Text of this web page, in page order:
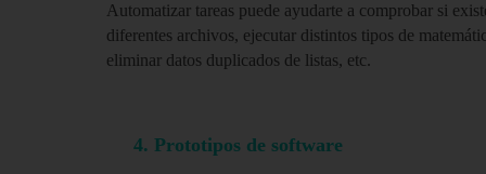
Automatizar tareas puede ayudarte a comprobar si
diferentes archivos, ejecutar distintos tipos de
eliminar datos duplicados de listas, etc.
4. Prototipos de software